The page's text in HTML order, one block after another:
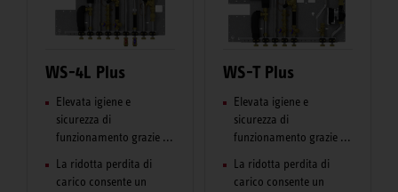
WS-4L Plus
Elevata igiene e
sicurezza di
funzionamento grazie ...
La ridotta perdita di
carico consente un
WS-T Plus
Elevata igiene e
sicurezza di
funzionamento grazie ...
La ridotta perdita di
carico consente un